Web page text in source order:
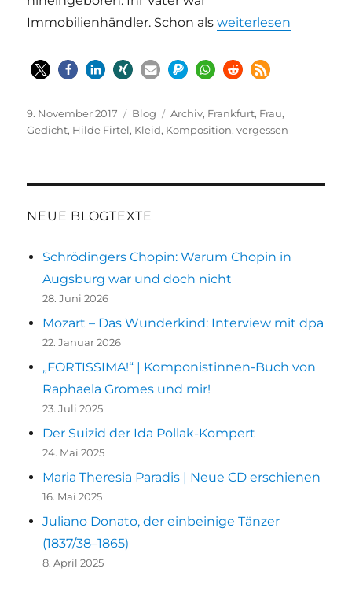
Immobilienhändler. Schon als„Hilde Firtels blaues
weiterlesen
Veröffentlicht
am
9. November 2017 Kategorien
Blog Schlagwörter
Archiv, Frankfurt, Frau,
Gedicht, Hilde Firtel, Kleid, Komposition,vergessen
NEUE BLOGTEXTE
Schrödingers Chopin: Warum Chopin in
Augsburg war und doch nicht
28. Juni 2026
Mozart – Das Wunderkind: Interview mit dpa
22. Januar 2026
„FORTISSIMA!“ | Komponistinnen-Buch von
Raphaela Gromes und mir!
23. Juli 2025
Der Suizid der Ida Pollak-Kompert
24. Mai 2025
Maria Theresia Paradis | Neue CD erschienen
16. Mai 2025
Juliano Donato, der einbeinige Tänzer
(1837/38–1865)
8. April 2025